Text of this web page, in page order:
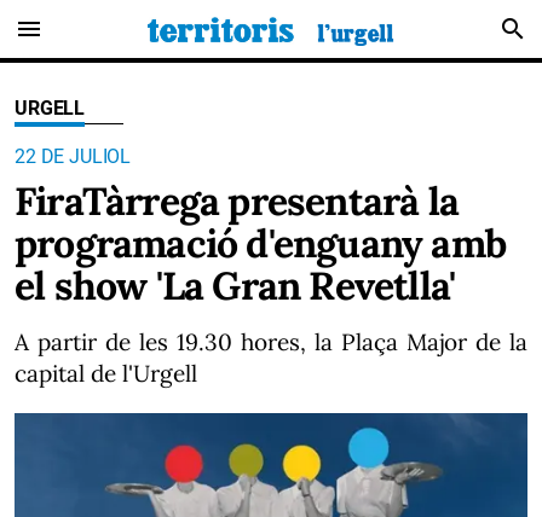
menu search
URGELL
22 DE JULIOL
FiraTàrrega presentarà la
programació d'enguany amb
el show 'La Gran Revetlla'
A partir de les 19.30 hores, la Plaça Major de la
capital de l'Urgell